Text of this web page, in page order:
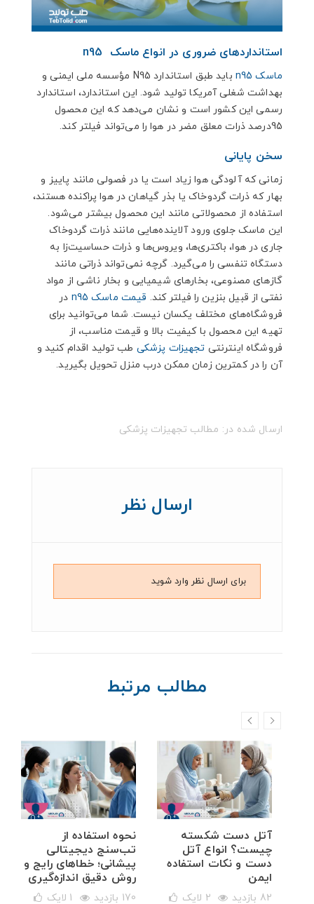
استانداردهای ضروری در انواع ماسک n95
ماسک n95
باید طبق استاندارد N95 مؤسسه ملی ایمنی و
بهداشت شغلی آمریکا تولید شود. این استاندارد، استاندارد
رسمی این کشور است و نشان می‌دهد که این محصول
95درصد ذرات معلق مضر در هوا را می‌تواند فیلتر کند.
سخن پایانی
زمانی که آلودگی هوا زیاد است یا در فصولی مانند پاییز و
بهار که ذرات گردو‌خاک یا بذر گیاهان در هوا پراکنده هستند،
استفاده از محصولاتی مانند این محصول بیشتر می‌شود.
این ماسک جلوی ورود آلاینده‌هایی مانند ذرات گردو‌خاک
جاری در هوا، باکتری‌ها، ویروس‌ها و ذرات حساسیت‌زا به
دستگاه تنفسی را می‌گیرد. گرچه نمی‌تواند ذراتی مانند
گازهای مصنوعی، بخارهای شیمیایی و بخار ناشی از مواد
نفتی از قبیل بنزین را فیلتر کند. قیمت ماسک n95
در
فروشگاه‌های مختلف یکسان نیست. شما می‌توانید برای
تهیه این محصول با کیفیت بالا و قیمت مناسب، از
فروشگاه اینترنتی تجهیزات پزشکی طب تولید اقدام کنید و
آن را در کمترین زمان ممکن درب منزل تحویل بگیرید.
ارسال شده در: مطالب تجهیزات پزشکی
ارسال نظر
برای ارسال نظر وارد شوید
مطالب مرتبط
نحوه استفاده از
تب‌سنج دیجیتالی
پیشانی؛ خطاهای رایج و
روش دقیق اندازه‌گیری
170 بازدید 1 لایک
آتل دست شکسته
چیست؟ انواع آتل
دست و نکات استفاده
ایمن
82 بازدید 2 لایک